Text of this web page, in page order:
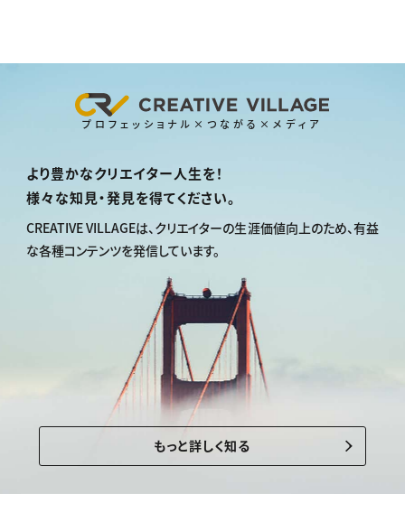
プロフェッショナル×つながる×メディア
より豊かなクリエイター人生を！
様々な知見・発見を得てください。
CREATIVE VILLAGEは、 クリエイターの生涯価値向上のため、有益
な各種コンテンツを発信しています。
もっと詳しく知る